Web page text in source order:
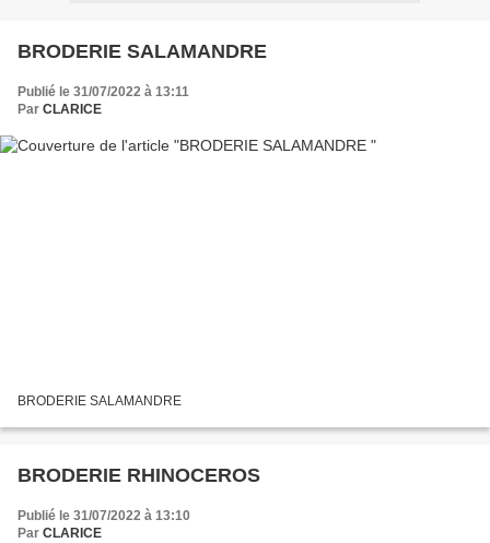
BRODERIE SALAMANDRE
Publié le 31/07/2022 à 13:11
Par CLARICE
BRODERIE SALAMANDRE
BRODERIE RHINOCEROS
Publié le 31/07/2022 à 13:10
Par CLARICE